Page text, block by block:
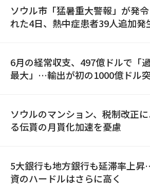
ソウル市「猛暑重大警報」が発
れた4日、熱中症患者39人追加発
6月の経常収支、497億ドルで「
最大」…輸出が初の1000億ドル
ソウルのマンション、税制改正に
る伝貰の月貰化加速を憂慮
5大銀行も地方銀行も延滞率上
資のハードルはさらに高く